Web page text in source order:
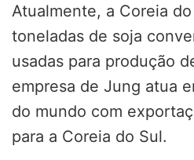
Atualmente, a Coreia
toneladas de soja
usadas para produção
empresa de Jung atua
do mundo com
para a Coreia do Sul.